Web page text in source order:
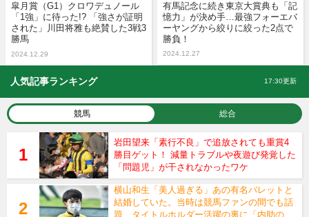
皐月賞（G1）クロワデュノール
「1強」に待った!? 「強さが証明
された」川田将雅も絶賛した3戦3
勝馬
2024.12.29
有馬記念に続き東京大賞典も「記
憶力」が決め手…最強フォーエバ
ーヤングから絞りに絞った2点で
勝負！
2024.12.27
人気記事ランキング 17:30更新
競馬 総合
岩田望来「素行不良」で追放されても重賞4
勝目ゲット！ 減量トラブルや夜遊び発覚した
「問題児」が干されなかったワケ
横山和生「美人過ぎる」あの有名バレットと
結婚していた。当時は競馬ファンの間でも話
題、タイトルホルダー活躍の裏に「内助の